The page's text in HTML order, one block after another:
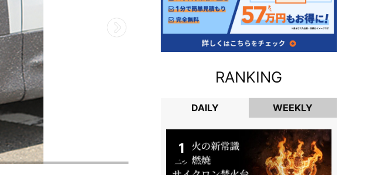
RANKING
DAILY WEEKLY
DAILY